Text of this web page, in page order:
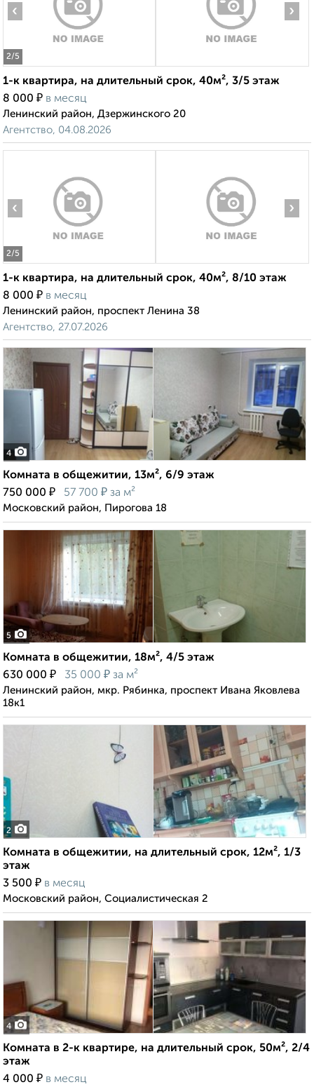
2/5
‹ ›
1-к квартира, на длительный срок, 40м², 3/5 этаж
8 000 ₽ в месяц
Ленинский район, Дзержинского 20
Агентство, 04.08.2026
2/5
‹ ›
1-к квартира, на длительный срок, 40м², 8/10 этаж
8 000 ₽ в месяц
Ленинский район, проспект Ленина 38
Агентство, 27.07.2026
4
Комната в общежитии, 13м², 6/9 этаж
750 000 ₽ 57 700 ₽ за м²
Московский район, Пирогова 18
5
Комната в общежитии, 18м², 4/5 этаж
630 000 ₽ 35 000 ₽ за м²
Ленинский район, мкр. Рябинка, проспект Ивана Яковлева
18к1
2
Комната в общежитии, на длительный срок, 12м², 1/3
этаж
3 500 ₽ в месяц
Московский район, Социалистическая 2
4
Комната в 2-к квартире, на длительный срок, 50м², 2/4
этаж
4 000 ₽ в месяц